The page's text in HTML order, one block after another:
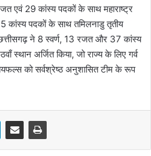
एवं 29 कांस्य पदकों के साथ महाराष्ट्र
कांस्य पदकों के साथ तमिलनाडु तृतीय
ने 8 स्वर्ण, 13 रजत और 37 कांस्य
स्थान अर्जित किया, जो राज्य के लिए गर्व
को सर्वश्रेष्ठ अनुशासित टीम के रूप